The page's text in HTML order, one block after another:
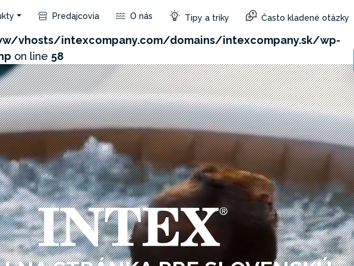
product/api.php?id=162&not_use_region=1&reg=SK&lang=sk):
vhosts/intexcompany.com/domains/intexcompany.sk/wp-
on line 58
Predajcovia O nás Tipy a triky Často kladené otázky